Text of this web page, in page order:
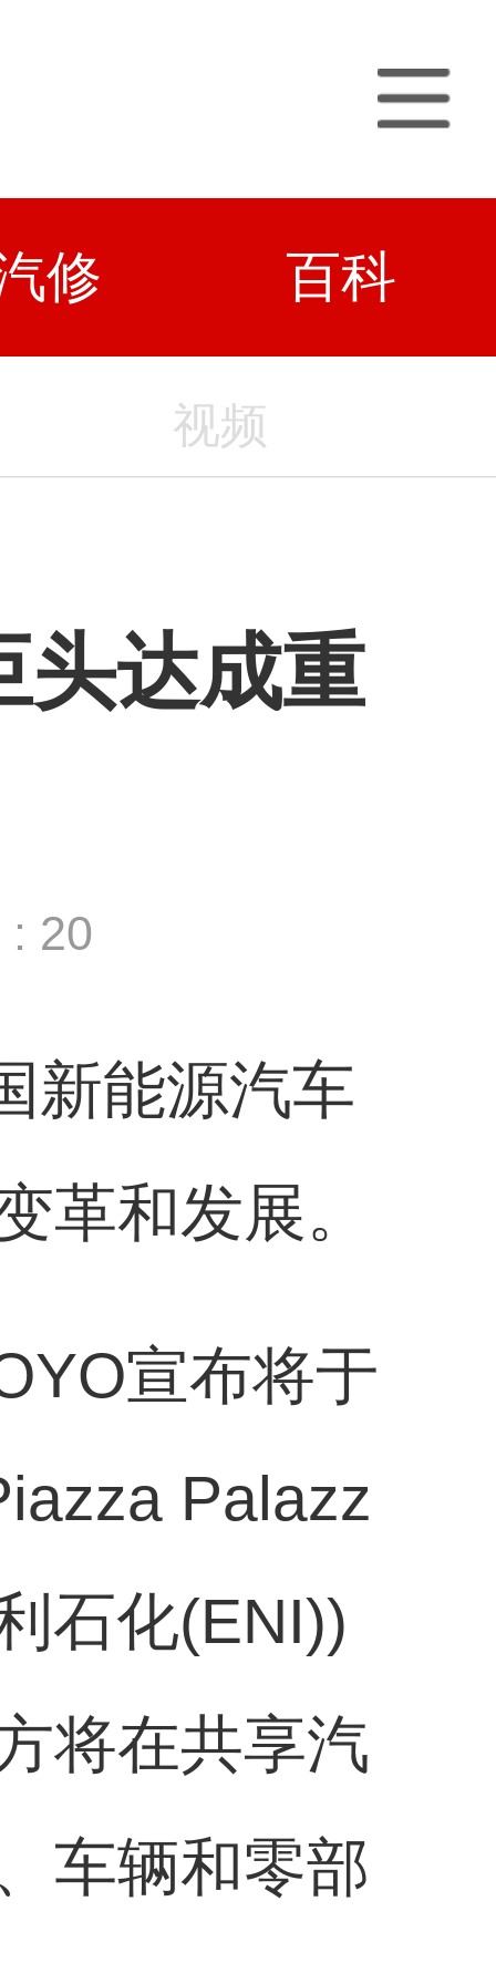
修 百科
视频
头达成重
20
能源汽车
革和发展。
宣布将于
Palazz
石化(ENI))
将在共享汽
车辆和零部